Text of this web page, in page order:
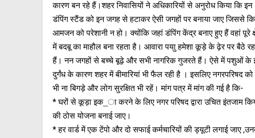
कारण बन रहे हैं।शहर निवासियों ने अधिकारियों से अनुरोध किया कि इन
डंपिंग स्टैंड को इन जगह से हटाकर ऐसी जगहों पर बनाया जाए जिससे कि
आमजन को परेशानी न हो। क्योंकि जहां डंपिंग केंद्र बनाए हुए हैं वहां पूरे
में बदबू का माहौल बना रहता है। आवारा पयाु हमेशा कूड़े के ढ़ेर पर बैठे
हैं। नन जगहों से बच्चे बूढ़े और सभी नागरिक गुजरते हैं। ऐसे में पशुओं के
दुर्गंध के कारण शहर में बीमारियां भी फैल रही है । इसलिए नगरपरिषद
भी ना बिगड़े और लोग सुरक्षित भी रहें। मांग पत्र में मांग की गई है कि-
* घरों से कूड़ा इक_ा करने के लिए नगर परिषद द्वारा उचित इंतजाम
की ठोस योजना बनाई जाए।
* हर वार्ड में एक टेंपो और दो सफाई कर्मचारियों की ड्यूटी लगाई जाए